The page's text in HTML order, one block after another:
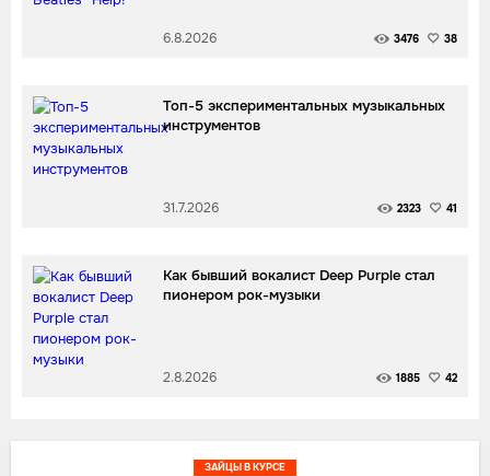
6.8.2026 3476 38
Топ-5 экспериментальных музыкальных
инструментов
31.7.2026 2323 41
Как бывший вокалист Deep Purple стал
пионером рок-музыки
2.8.2026 1885 42
ЗАЙЦЫ В КУРСЕ